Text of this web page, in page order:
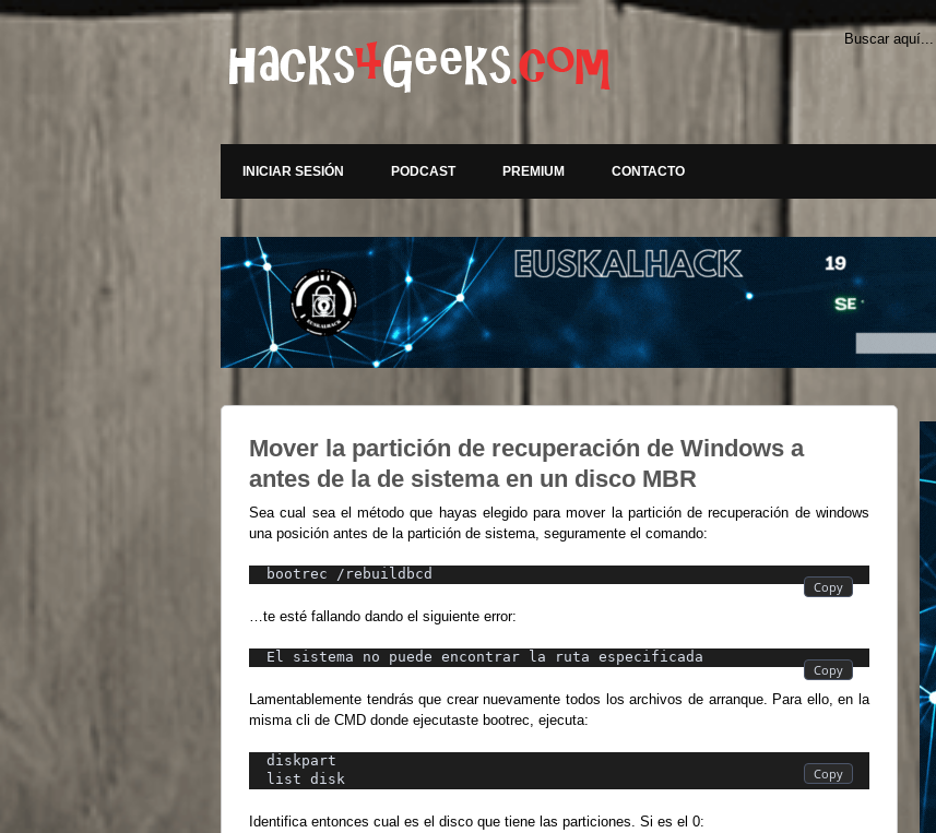
Buscar aquí...
INICIAR SESIÓN PODCAST PREMIUM CONTACTO
Mover la partición de recuperación de Windows a
antes de la de sistema en un disco MBR
Sea cual sea el método que hayas elegido para mover la partición de recuperación de windows
una posición antes de la partición de sistema, seguramente el comando:
bootrec /rebuildbcd
…te esté fallando dando el siguiente error:
El sistema no puede encontrar la ruta especificada
Lamentablemente tendrás que crear nuevamente todos los archivos de arranque. Para ello, en la
misma cli de CMD donde ejecutaste bootrec, ejecuta:
diskpart
list disk
Identifica entonces cual es el disco que tiene las particiones. Si es el 0: